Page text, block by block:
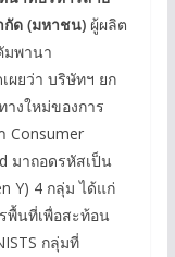
กัด (มหาชน)ผู้ผลิต
มพานา
ผยว่า บริษัทฯ ยก
างใหม่ของการ
Consumer
มาถอดรหัสเป็น
Y) 4 กลุ่ม ได้แก่
รพื้นที่เพื่อสะท้อน
กลุ่มที่